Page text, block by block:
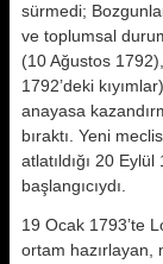
sürmedi;
ve toplumsal
(10 Ağustos
1792’deki
anayasa
bıraktı. Yeni
atlatıldığı 20
başlangıcıydı.
19 Ocak 1793’te
ortam hazırlayan,